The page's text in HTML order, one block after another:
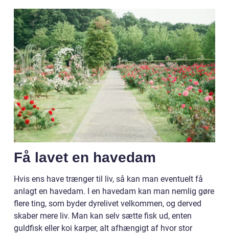
Få lavet en havedam
Hvis ens have trænger til liv, så kan man eventuelt få
anlagt en havedam. I en havedam kan man nemlig gøre
flere ting, som byder dyrelivet velkommen, og derved
skaber mere liv. Man kan selv sætte fisk ud, enten
guldfisk eller koi karper, alt afhængigt af hvor stor